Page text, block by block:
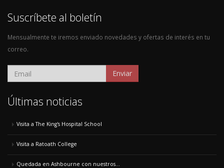
Suscríbete al boletín
Mensualmente te iremos enviado novedades y ofertas de interés en tu
correo.
Enviar
Últimas noticias
Visita a The King's Hospital School
Visita a Ratoath College
Quedada en Ashbourne con nuestros...